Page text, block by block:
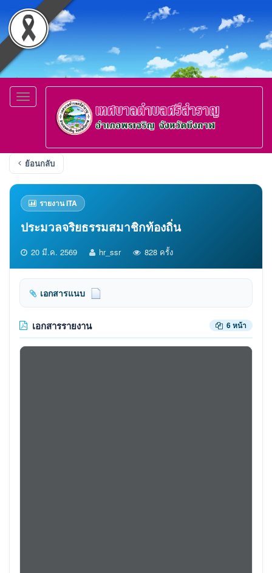
Toggle
navigation
ย้อนกลับ
รายงาน ITA
ประมวลจริยธรรมสมาชิกท้องถิ่น
20 มี.ค. 2569 hr_ssr 828 ครั้ง
เอกสารแนบ
เอกสารรายงาน 6 หน้า